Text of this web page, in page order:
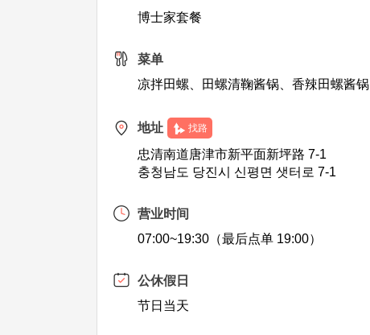
博士家套餐
菜单
凉拌田螺、田螺清鞠酱锅、香辣田螺酱锅
地址 找路
忠清南道唐津市新平面新坪路 7-1
충청남도 당진시 신평면 샛터로 7-1
营业时间
07:00~19:30（最后点单 19:00）
公休假日
节日当天